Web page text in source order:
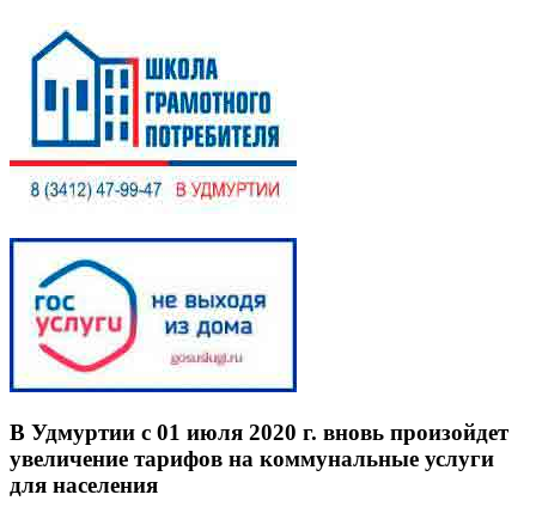
В Удмуртии с 01 июля 2020 г. вновь произойдет
увеличение тарифов на коммунальные услуги
для населения